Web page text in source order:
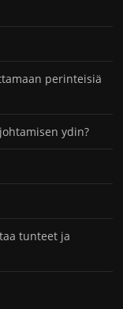
perinteisiä
ydin?
tunteet ja